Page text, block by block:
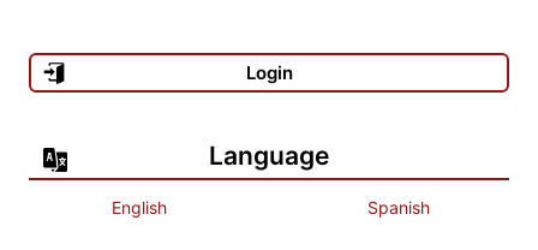
Login
Language
English Spanish